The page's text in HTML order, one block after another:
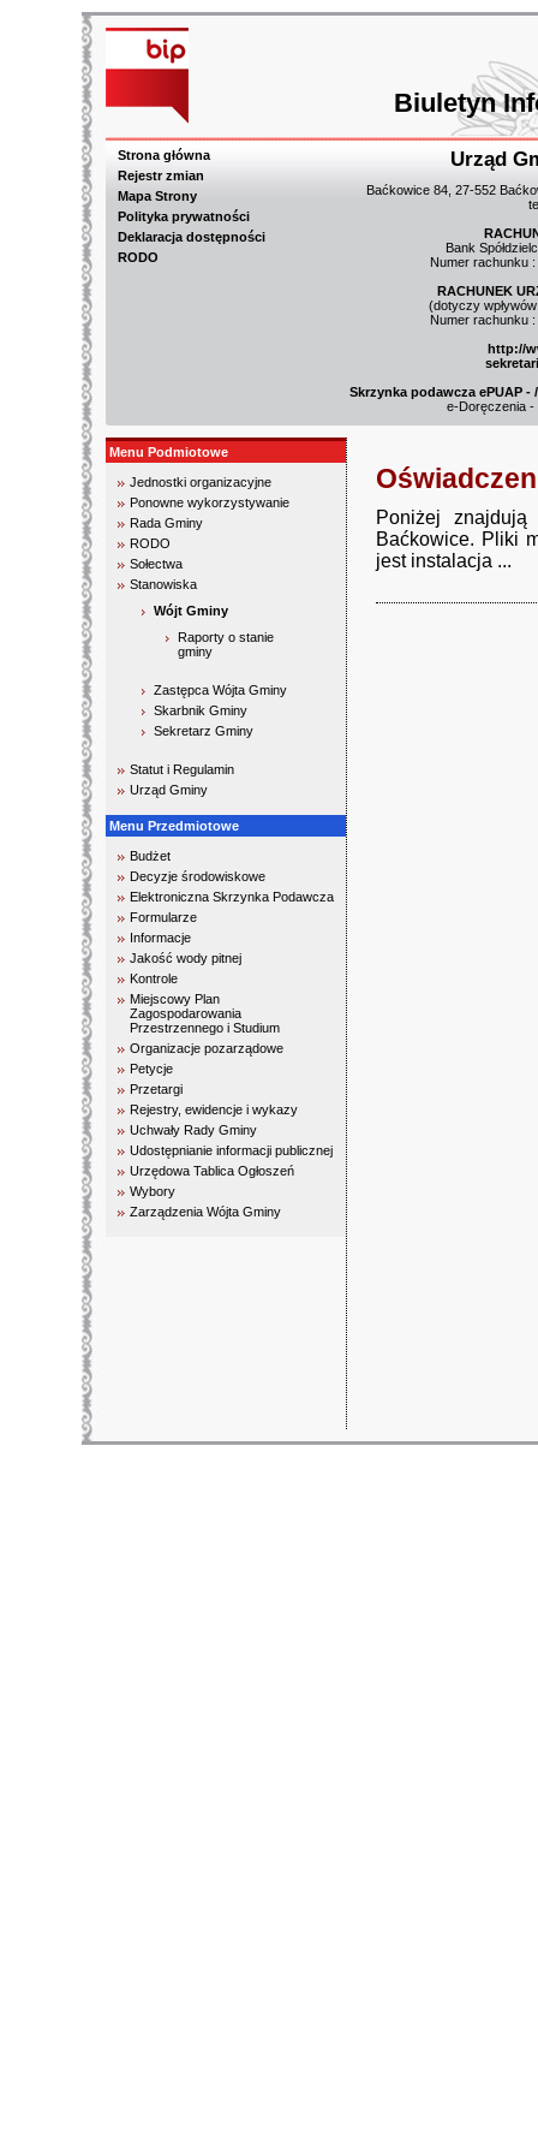
Biuletyn
Strona główna
Rejestr zmian
Mapa Strony
Polityka prywatności
Deklaracja dostępności
RODO
Urząd
Baćkowice 84, 27-552
Bank
Numer rachunku
RACHUNEK
(dotyczy
Numer rachunku
http://
Skrzynka podawcza ePUAP -
e-Doręczenia -
Menu Podmiotowe
Jednostki organizacyjne
Ponowne wykorzystywanie
Rada Gminy
RODO
Sołectwa
Stanowiska
Wójt Gminy
Raporty o stanie
gminy
Zastępca Wójta Gminy
Skarbnik Gminy
Sekretarz Gminy
Statut i Regulamin
Urząd Gminy
Menu Przedmiotowe
Budżet
Decyzje środowiskowe
Elektroniczna Skrzynka Podawcza
Formularze
Informacje
Jakość wody pitnej
Kontrole
Miejscowy Plan
Zagospodarowania
Przestrzennego i Studium
Organizacje pozarządowe
Petycje
Przetargi
Rejestry, ewidencje i wykazy
Uchwały Rady Gminy
Udostępnianie informacji publicznej
Urzędowa Tablica Ogłoszeń
Wybory
Zarządzenia Wójta Gminy
Poniżej
Baćkowice. Pliki
jest instalacja ...